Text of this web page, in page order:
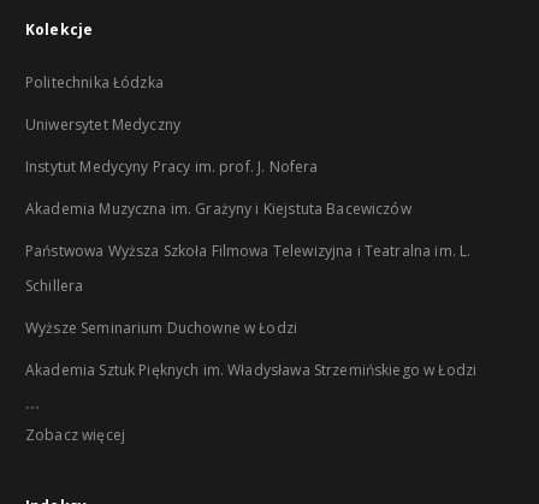
Kolekcje
Politechnika Łódzka
Uniwersytet Medyczny
Instytut Medycyny Pracy im. prof. J. Nofera
Akademia Muzyczna im. Grażyny i Kiejstuta Bacewiczów
Państwowa Wyższa Szkoła Filmowa Telewizyjna i Teatralna im. L.
Schillera
Wyższe Seminarium Duchowne w Łodzi
Akademia Sztuk Pięknych im. Władysława Strzemińskiego w Łodzi
...
Zobacz więcej